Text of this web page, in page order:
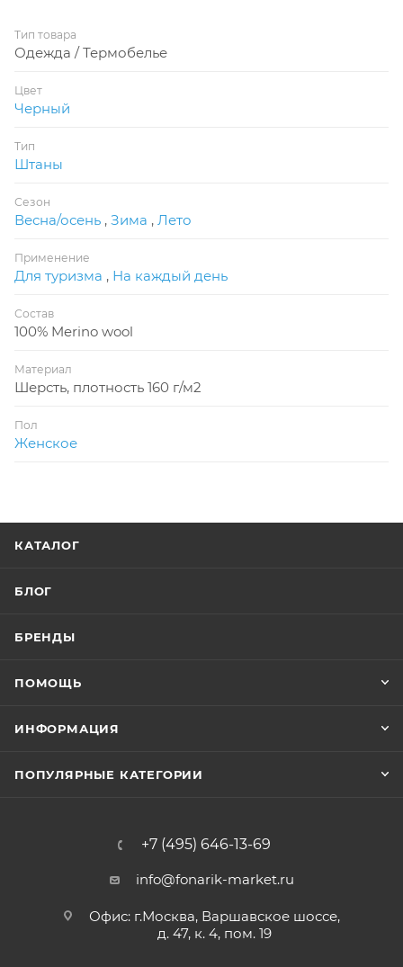
Тип товара
Одежда / Термобелье
Цвет
Черный
Тип
Штаны
Сезон
Весна/осень , Зима , Лето
Применение
Для туризма , На каждый день
Состав
100% Merino wool
Материал
Шерсть, плотность 160 г/м2
Пол
Женское
КАТАЛОГ
БЛОГ
БРЕНДЫ
ПОМОЩЬ
ИНФОРМАЦИЯ
ПОПУЛЯРНЫЕ КАТЕГОРИИ
+7 (495) 646-13-69
info@fonarik-market.ru
Офис: г.Москва, Варшавское шоссе,
д. 47, к. 4, пом. 19